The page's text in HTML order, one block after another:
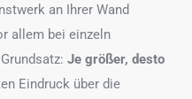
an Ihrer Wand
allem bei einzeln
Je größer, desto
Eindruck über die